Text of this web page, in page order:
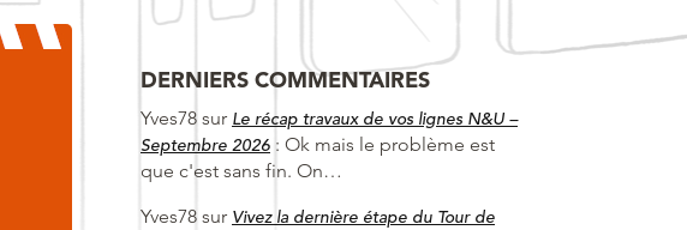
DERNIERS COMMENTAIRES
Yves78 sur Le récap travaux de vos lignes N&U –
Septembre 2026 : Ok mais le problème est
que c'est sans fin. On…
Yves78 sur Vivez la dernière étape du Tour de